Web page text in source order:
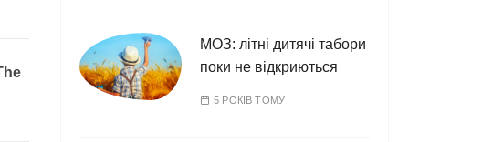
МОЗ: літні дитячі табори
поки не відкриються
5 РОКІВ ТОМУ